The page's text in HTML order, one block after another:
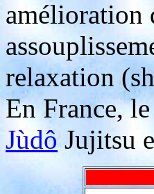
amélioration
relaxation
En France,
Jùdô Jujitsu